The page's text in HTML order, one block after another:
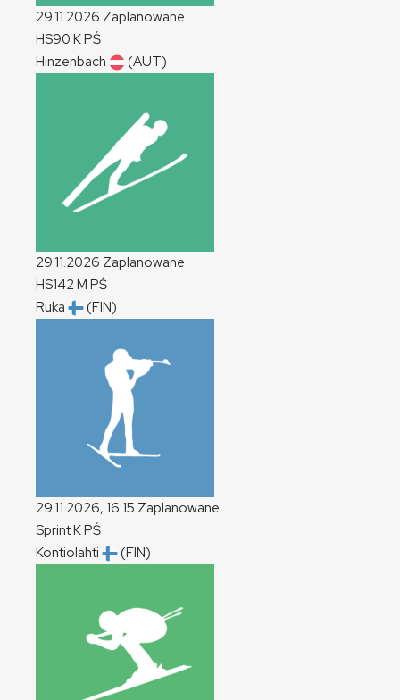
29.11.2026 Zaplanowane
HS90 KPŚ
Hinzenbach
(AUT)
29.11.2026 Zaplanowane
HS142M PŚ
Ruka
(FIN)
29.11.2026, 16:15 Zaplanowane
SprintKPŚ
Kontiolahti
(FIN)